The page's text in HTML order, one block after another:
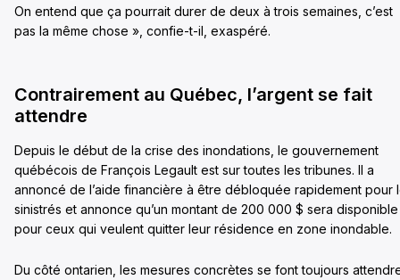
On entend que ça pourrait durer de deux à trois semaines, c’est
pas la même chose », confie-t-il, exaspéré.
Contrairement au Québec, l’argent se fait
attendre
Depuis le début de la crise des inondations, le gouvernement
québécois de François Legault est sur toutes les tribunes. Il a
annoncé de l’aide financière à être débloquée rapidement pour
sinistrés et annonce qu’un montant de 200 000 $ sera disponible
pour ceux qui veulent quitter leur résidence en zone inondable.
Du côté ontarien, les mesures concrètes se font toujours